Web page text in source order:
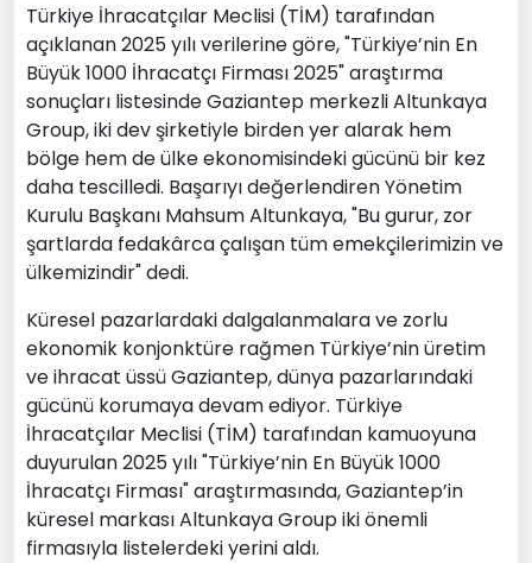
Türkiye İhracatçılar Meclisi (TİM) tarafından
açıklanan 2025 yılı verilerine göre, "Türkiye’nin En
Büyük 1000 İhracatçı Firması 2025" araştırma
sonuçları listesinde Gaziantep merkezli Altunkaya
Group, iki dev şirketiyle birden yer alarak hem
bölge hem de ülke ekonomisindeki gücünü bir kez
daha tescilledi. Başarıyı değerlendiren Yönetim
Kurulu Başkanı Mahsum Altunkaya, "Bu gurur, zor
şartlarda fedakârca çalışan tüm emekçilerimizin ve
ülkemizindir" dedi.
Küresel pazarlardaki dalgalanmalara ve zorlu
ekonomik konjonktüre rağmen Türkiye’nin üretim
ve ihracat üssü Gaziantep, dünya pazarlarındaki
gücünü korumaya devam ediyor. Türkiye
İhracatçılar Meclisi (TİM) tarafından kamuoyuna
duyurulan 2025 yılı "Türkiye’nin En Büyük 1000
İhracatçı Firması" araştırmasında, Gaziantep’in
küresel markası Altunkaya Group iki önemli
firmasıyla listelerdeki yerini aldı.